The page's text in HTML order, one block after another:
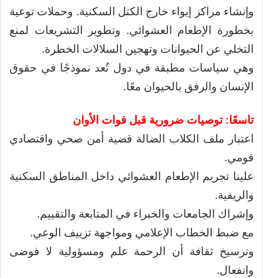
وإنشاء مراكز إيواء خارج الكتل السكنية. وحملات توعية
بخطورة الإطعام العشوائي. وتطوير التشريعات لمنع
التخلي عن الحيوانات وتهجين السلالات الخطرة.
وهي سياسات مطبقة في دول تُعد نموذجًا في حقوق
الإنسان والرفق بالحيوان معًا.
تاسعًا: توصيات ضرورية قبل فوات الأوان
اعتبار ملف الكلاب الضالة قضية أمن صحي واقتصادي
قومي.
علينا تجريم الإطعام العشوائي داخل المناطق السكنية
والريفية.
وإشراك الجامعات والخبراء في المتابعة والتقييم.
مع ضبط الخطاب الإعلامي ومواجهة تزييف الوعي.
وترسيخ ثقافة أن الرحمة علم ومسؤولية لا فوضى
وانفعال.